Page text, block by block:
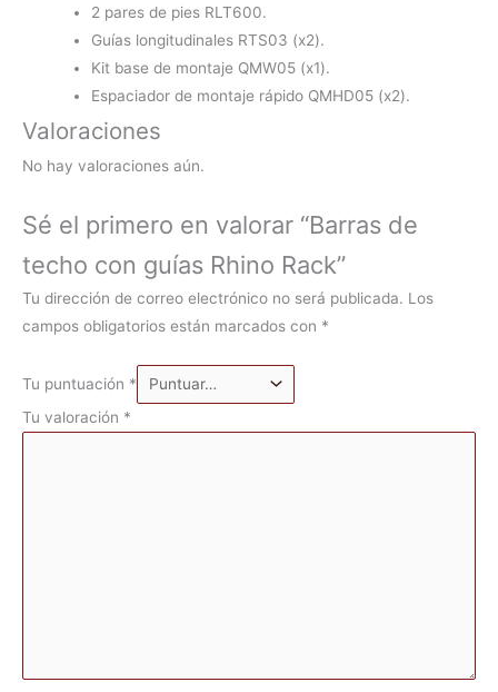
2 pares de pies RLT600.
Guías longitudinales RTS03 (x2).
Kit base de montaje QMW05 (x1).
Espaciador de montaje rápido QMHD05 (x2).
Valoraciones
No hay valoraciones aún.
Sé el primero en valorar “Barras de
techo con guías Rhino Rack”
Tu dirección de correo electrónico no será publicada. Los
campos obligatorios están marcados con *
Tu puntuación *
Tu valoración *